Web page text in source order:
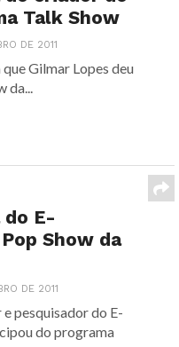
Talk Show
DE 2011
Gilmar Lopes deu
da...
E-
Show da
DE 2011
pesquisador do E-
do programa